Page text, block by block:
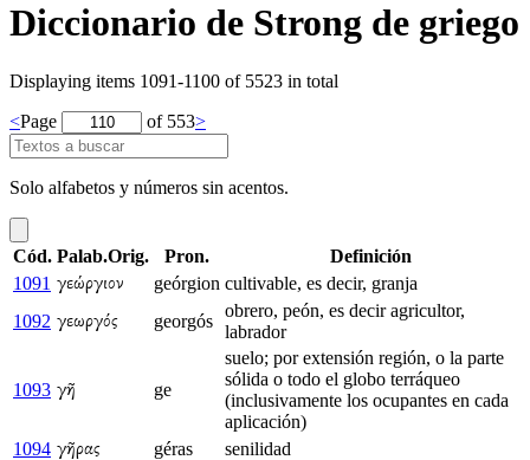
Diccionario de Strong de griego
Displaying items 1091-1100 of 5523 in total
<Page of 553>
Solo alfabetos y números sin acentos.
Cód. Palab.Orig. Pron.
Definición
1091 γεώργιον geórgion cultivable, es decir, granja
1092 γεωργός georgós
obrero, peón, es decir agricultor,
labrador
1093 γῆ ge
suelo; por extensión región, o la parte
sólida o todo el globo terráqueo
(inclusivamente los ocupantes en cada
aplicación)
1094 γῆρας géras
senilidad